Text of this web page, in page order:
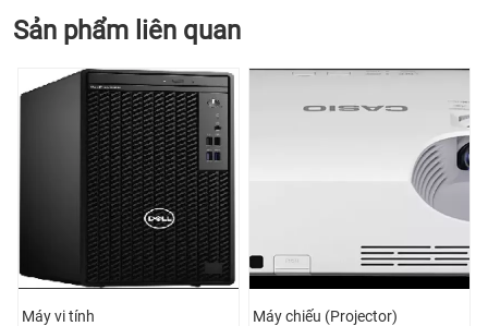
Sản phẩm liên quan
Máy vi tính Máy chiếu (Projector)